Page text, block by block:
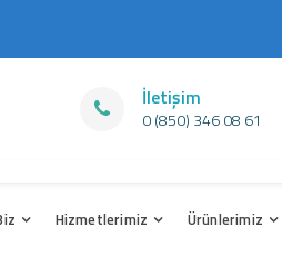
İletişim
0 (850) 346 08 61
Hizmetlerimiz Ürünlerimiz